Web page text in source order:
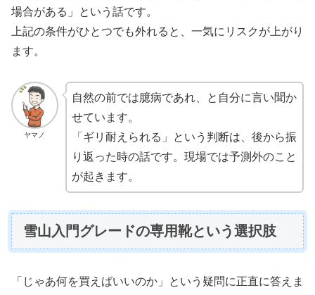
場合がある」という話です。
上記の条件がひとつでも外れると、一気にリスクが上がり
ます。
ヤマノ
自然の前では臆病であれ、と自分に言い聞か
せています。
「ギリ耐えられる」という判断は、後から振
り返った時の話です。現場では予測外のこと
が起きます。
雪山入門グレードの専用靴という選択肢
「じゃあ何を買えばいいのか」という疑問に正直に答えま